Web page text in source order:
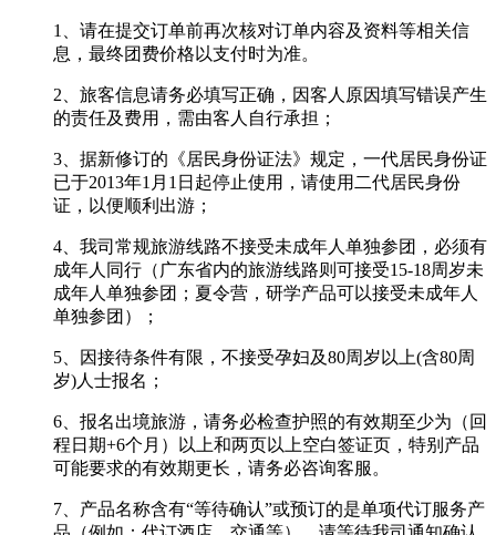
1、请在提交订单前再次核对订单内容及资料等相关信
息，最终团费价格以支付时为准。
2、旅客信息请务必填写正确，因客人原因填写错误产生
的责任及费用，需由客人自行承担；
3、据新修订的《居民身份证法》规定，一代居民身份证
已于2013年1月1日起停止使用，请使用二代居民身份
证，以便顺利出游；
4、我司常规旅游线路不接受未成年人单独参团，必须有
成年人同行（广东省内的旅游线路则可接受15-18周岁未
成年人单独参团；夏令营，研学产品可以接受未成年人
单独参团）；
5、因接待条件有限，不接受孕妇及80周岁以上(含80周
岁)人士报名；
6、报名出境旅游，请务必检查护照的有效期至少为（回
程日期+6个月）以上和两页以上空白签证页，特别产品
可能要求的有效期更长，请务必咨询客服。
7、产品名称含有“等待确认”或预订的是单项代订服务产